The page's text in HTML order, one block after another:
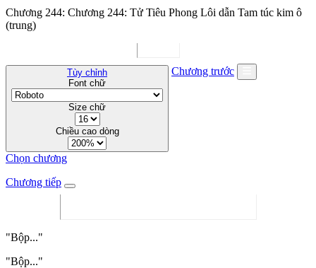
Chương 244: Chương 244: Tử Tiêu Phong Lôi dẫn Tam túc kim ô
(trung)
Tùy chỉnh
Font chữ
Size chữ
Chiều cao dòng
Chương trước
Chọn chương
Chương tiếp
"Bộp..."
"Bộp..."